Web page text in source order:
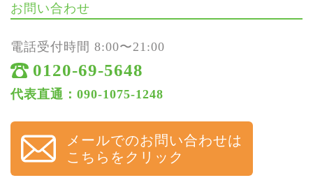
お問い合わせ
電話受付時間 8:00〜21:00
0120-69-5648
代表直通：090-1075-1248
メールでのお問い合わせは
こちらをクリック